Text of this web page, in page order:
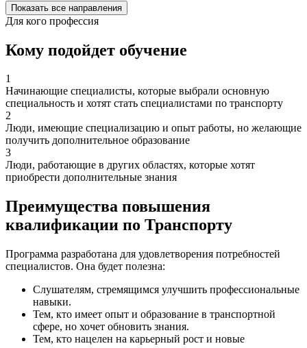
Показать все направления
Для кого профессия
Кому подойдет обучение
1
Начинающие специалисты, которые выбрали основную
специальность и хотят стать специалистами по транспорту
2
Люди, имеющие специализацию и опыт работы, но желающие
получить дополнительное образование
3
Люди, работающие в других областях, которые хотят
приобрести дополнительные знания
Преимущества повышения
квалификации по Транспорту
Программа разработана для удовлетворения потребностей
специалистов. Она будет полезна:
Слушателям, стремящимся улучшить профессиональные
навыки.
Тем, кто имеет опыт и образование в транспортной
сфере, но хочет обновить знания.
Тем, кто нацелен на карьерный рост и новые